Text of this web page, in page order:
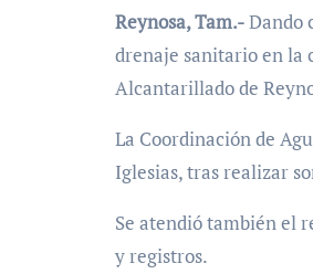
Reynosa, Tam.-Dando
drenaje sanitario en la
Alcantarillado de
La Coordinación de
Iglesias, tras realizar
Se atendió también el
y registros.